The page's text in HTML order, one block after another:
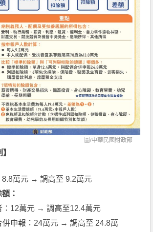
圖/中華民國財政部
8.8萬元 → 調高至 9.2萬元
：
：12萬元 → 調高至12.4萬元
併申報：24萬元 → 調高至 24.8萬